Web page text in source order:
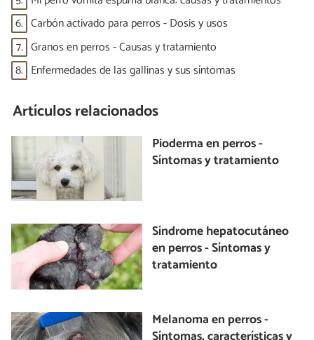
6. Carbón activado para perros - Dosis y usos
7. Granos en perros - Causas y tratamiento
8. Enfermedades de las gallinas y sus síntomas
Artículos relacionados
Pioderma en perros -
Síntomas y tratamiento
Síndrome hepatocutáneo
en perros - Síntomas y
tratamiento
Melanoma en perros -